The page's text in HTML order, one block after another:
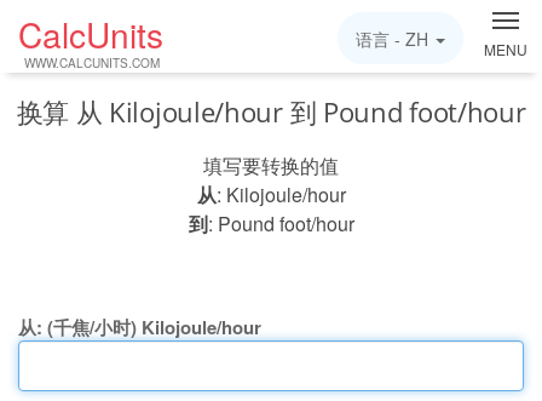
CalcUnits
WWW.CALCUNITS.COM
MENU
语言 - ZH
换算 从 Kilojoule/hour 到 Pound foot/hour
填写要转换的值
从: Kilojoule/hour
到: Pound foot/hour
从: (千焦/小时) Kilojoule/hour